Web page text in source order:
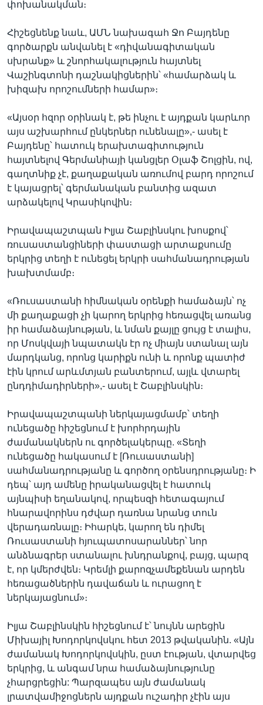
փոխանակման։
Հիշեցնենք նաև, ԱՄՆ նախագահ Ջո Բայդենը
գործարքն անվանել է «դիվանագիտական
սխրանք» և շնորհակալություն հայտնել
Վաշինգտոնի դաշնակիցներին՝ «համարձակ և
խիզախ որոշումների համար»։
«Այսօր հզոր օրինակ է, թե ինչու է այդքան կարևոր
այս աշխարհում ընկերներ ունենալը»,- ասել է
Բայդենը՝ հատուկ երախտագիտություն
հայտնելով Գերմանիայի կանցլեր Օլաֆ Շոլցին, ով,
գաղտնիք չէ, քաղաքական առումով բարդ որոշում
է կայացրել՝ գերմանական բանտից ազատ
արձակելով Կրասիկովին։
Իրավապաշտպան Իլյա Շաբլինսկու խոսքով՝
ռուսաստանցիների փաստացի արտաքսումը
երկրից տեղի է ունեցել երկրի սահմանադրության
խախտմամբ։
«Ռուսաստանի հիմնական օրենքի համաձայն՝ ոչ
մի քաղաքացի չի կարող երկրից հեռացվել առանց
իր համաձայնության, և նման քայլը ցույց է տալիս,
որ Մոսկվայի նպատակն էր ոչ միայն ստանալ այն
մարդկանց, որոնց կարիքն ունի և որոնք պատիժ
էին կրում արևմտյան բանտերում, այլև վտարել
ընդդիմադիրների»,- ասել է Շաբլինսկին։
Իրավապաշտպանի ներկայացմամբ՝ տեղի
ունեցածը հիշեցնում է խորհրդային
ժամանակներն ու գործելակերպը. «Տեղի
ունեցածը հակասում է [Ռուսաստանի]
սահմանադրությանը և գործող օրենսդրությանը։ Ի
դեպ՝ այդ ամենը իրականացվել է հատուկ
այնպիսի եղանակով, որպեսզի հետագայում
հնարավորինս դժվար դառնա նրանց տուն
վերադառնալը։ Իհարկե, կարող են դիմել
Ռուսաստանի հյուպատոսարաններ՝ նոր
անձնագրեր ստանալու խնդրանքով, բայց, պարզ
է, որ կմերժվեն։ Կրեմլի քարոզչամեքենան արդեն
հեռացածներին դավաճան և ուրացող է
ներկայացնում»։
Իլյա Շաբլինսկին հիշեցնում է՝ նույնն արեցին
Միխայիլ Խոդորկովսկու հետ 2013 թվականին. «Այն
ժամանակ Խոդորկովսկին, ըստ էության, վտարվեց
երկրից, և անգամ նրա համաձայնությունը
չհարցրեցին: Պարզապես այն ժամանակ
լրատվամիջոցներն այդքան ուշադիր չէին այս